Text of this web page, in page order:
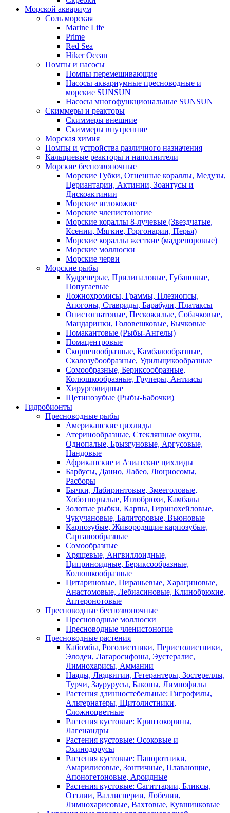
Морской аквариум
Соль морская
Marine Life
Prime
Red Sea
Hiker Ocean
Помпы и насосы
Помпы перемешивающие
Насосы аквариумные пресноводные и
морские SUNSUN
Насосы многофункциональные SUNSUN
Скиммеры и реакторы
Скиммеры внешние
Скиммеры внутренние
Морская химия
Помпы и устройства различного назначения
Кальциевые реакторы и наполнители
Морские беспозвоночные
Морские Губки, Огненные кораллы, Медузы,
Цериантарии, Актинии, Зоантусы и
Дискоактинии
Морские иглокожие
Морские членистоногие
Морские кораллы 8-лучевые (Звездчатые,
Ксении, Мягкие, Горгонарии, Перья)
Морские кораллы жесткие (мадрепоровые)
Морские моллюски
Морские черви
Морские рыбы
Кудреперые, Прилипаловые, Губановые,
Попугаевые
Ложнохромисы, Граммы, Плезиопсы,
Апогоны, Ставриды, Барабули, Платаксы
Опистогнатовые, Пескожилые, Собачковые,
Мандаринки, Головешковые, Бычковые
Помакантовые (Рыбы-Ангелы)
Помацентровые
Скорпенообразные, Камбалообразные,
Скалозубообразные, Удильщикообразные
Сомообразные, Бериксообразные,
Колюшкообразные, Груперы, Антиасы
Хирурговидные
Щетинозубые (Рыбы-Бабочки)
Гидробионты
Пресноводные рыбы
Американские цихлиды
Атеринообразные, Стеклянные окуни,
Однопалые, Брызгуновые, Аргусовые,
Нандовые
Африканские и Азиатские цихлиды
Барбусы, Данио, Лабео, Люциосомы,
Расборы
Бычки, Лабиринтовые, Змееголовые,
Хоботнорылые, Иглобрюхи, Камбалы
Золотые рыбки, Карпы, Гиринохейловые,
Чукучановые, Балиторовые, Вьюновые
Карпозубые, Живородящие карпозубые,
Сарганообразные
Сомообразные
Хрящевые, Ангвиллоидные,
Циприноидные, Бериксообразные,
Колюшкообразные
Цитариновые, Пираньевые, Харациновые,
Анастомовые, Лебиасиновые, Клинобрюхие,
Аптеронотовые
Пресноводные беспозвоночные
Пресноводные моллюски
Пресноводные членистоногие
Пресноводные растения
Кабомбы, Роголистники, Перистолистники,
Элодеи, Лагаросифоны, Эустералис,
Лимнохарисы, Аммании
Наяды, Людвигии, Гетерантеры, Зостереллы,
Турчи, Заурурусы, Бакопы, Лимнофилы
Растения длинностебельные: Гигрофилы,
Альтернатеры, Щитолистники,
Сложноцветные
Растения кустовые: Криптокорины,
Лагенандры
Растения кустовые: Осоковые и
Эхинодорусы
Растения кустовые: Папоротники,
Амарилисовые, Зонтичные, Плавающие,
Апоногетоновые, Ароидные
Растения кустовые: Сагиттарии, Бликсы,
Оттлии, Валлиснерии, Лобелии,
Лимнохарисовые, Вахтовые, Кувшинковые